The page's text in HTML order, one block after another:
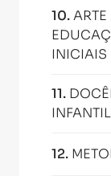
10.
INICIAIS
11.
12.